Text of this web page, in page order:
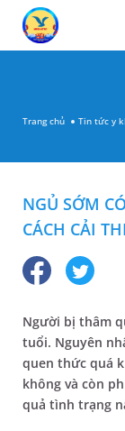
Trang chủ Tin tức y
NGỦ SỚM
CÁCH CẢI
Người bị thâm
tuổi. Nguyên
quen thức quá
không và còn
quả tình trạng